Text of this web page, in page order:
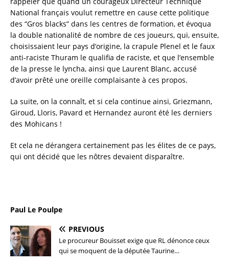
National français voulut remettre en cause cette politique
des “Gros blacks” dans les centres de formation, et évoqua
la double nationalité de nombre de ces joueurs, qui, ensuite,
choisissaient leur pays d’origine, la crapule Plenel et le faux
anti-raciste Thuram le qualifia de raciste, et que l’ensemble
de la presse le lyncha, ainsi que Laurent Blanc, accusé
d’avoir prêté une oreille complaisante à ces propos.
La suite, on la connaît, et si cela continue ainsi, Griezmann,
Giroud, Lloris, Pavard et Hernandez auront été les derniers
des Mohicans !
Et cela ne dérangera certainement pas les élites de ce pays,
qui ont décidé que les nôtres devaient disparaître.
Paul Le Poulpe
PREVIOUS
Le procureur Bouisset exige que RL dénonce ceux
qui se moquent de la députée Taurine…